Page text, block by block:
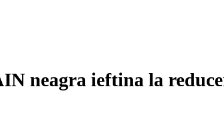
neagra ieftina la